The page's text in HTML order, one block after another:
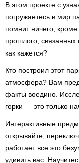
В этом проекте с
погружаетесь в мир
помнит ничего,
прошлого, связанных
как кажется?
Кто построил этот
атмосфера? Вам
факты воедино.
горки — это только
Интерактивные
открывайте,
работает все это
удивить вас.